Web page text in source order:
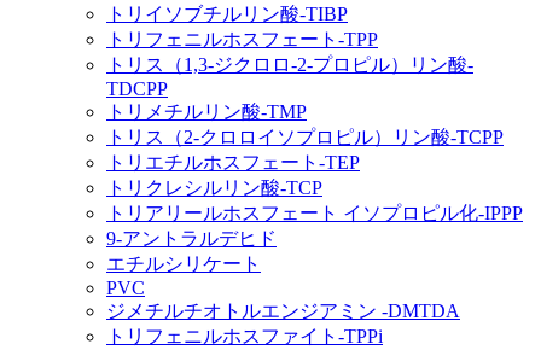
トリイソブチルリン酸-TIBP
トリフェニルホスフェート-TPP
トリス（1,3-ジクロロ-2-プロピル）リン酸-
TDCPP
トリメチルリン酸-TMP
トリス（2-クロロイソプロピル）リン酸-TCPP
トリエチルホスフェート-TEP
トリクレシルリン酸-TCP
トリアリールホスフェート イソプロピル化-IPPP
9-アントラルデヒド
エチルシリケート
PVC
ジメチルチオトルエンジアミン -DMTDA
トリフェニルホスファイト-TPPi